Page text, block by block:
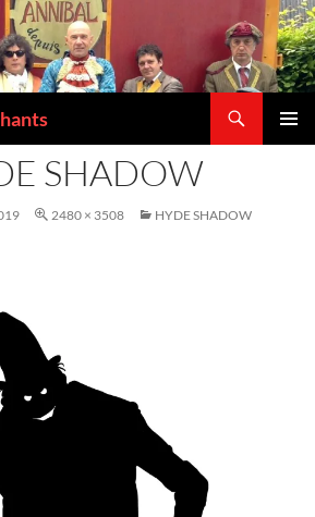
SHADOW
2480 × 3508 HYDE SHADOW